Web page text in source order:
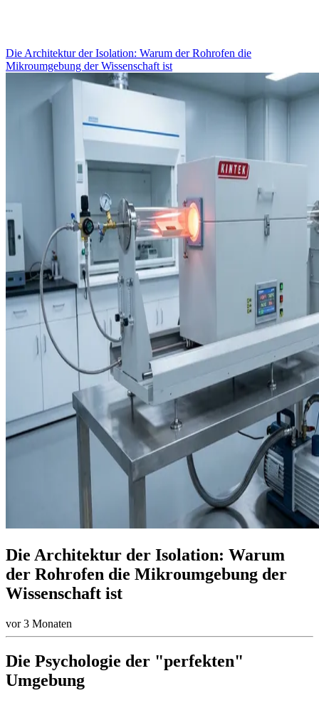
Die Architektur der Isolation: Warum der Rohrofen die
Mikroumgebung der Wissenschaft ist
Die Architektur der Isolation: Warum
der Rohrofen die Mikroumgebung der
Wissenschaft ist
vor 3 Monaten
Die Psychologie der "perfekten"
Umgebung